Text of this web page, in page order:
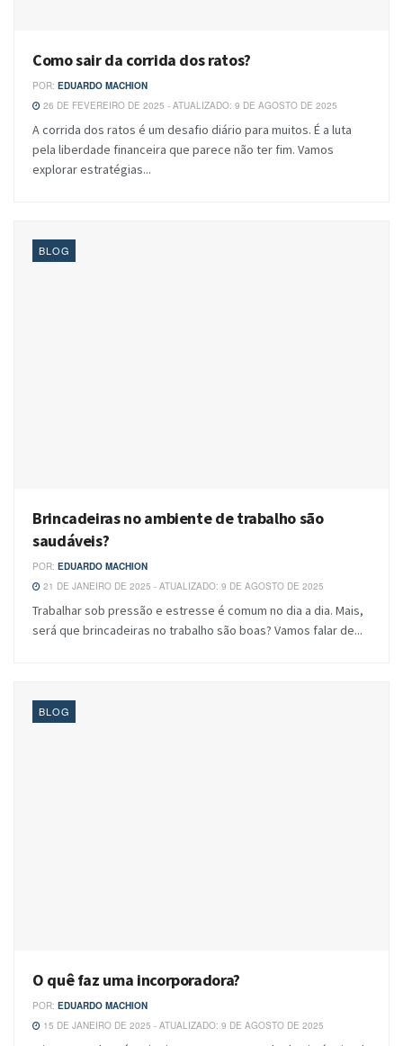
Como sair da corrida dos ratos?
POR: EDUARDO MACHION
26 DE FEVEREIRO DE 2025 - ATUALIZADO: 9 DE AGOSTO DE 2025
A corrida dos ratos é um desafio diário para muitos. É a luta
pela liberdade financeira que parece não ter fim. Vamos
explorar estratégias...
BLOG
Brincadeiras no ambiente de trabalho são
saudáveis?
POR: EDUARDO MACHION
21 DE JANEIRO DE 2025 - ATUALIZADO: 9 DE AGOSTO DE 2025
Trabalhar sob pressão e estresse é comum no dia a dia. Mais,
será que brincadeiras no trabalho são boas? Vamos falar de...
BLOG
O quê faz uma incorporadora?
POR: EDUARDO MACHION
15 DE JANEIRO DE 2025 - ATUALIZADO: 9 DE AGOSTO DE 2025